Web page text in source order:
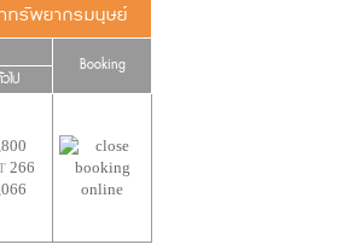
รัพยากรมนุษย์
Booking
ไป
266